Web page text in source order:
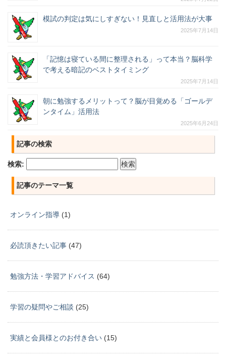
模試の判定は気にしすぎない！見直しと活用法が大事
2025年7月14日
「記憶は寝ている間に整理される」って本当？脳科学
で考える暗記のベストタイミング
2025年7月14日
朝に勉強するメリットって？脳が目覚める「ゴールデ
ンタイム」活用法
2025年6月24日
記事の検索
検索:
記事のテーマ一覧
オンライン指導 (1)
必読頂きたい記事 (47)
勉強方法・学習アドバイス (64)
学習の疑問やご相談 (25)
実績と会員様とのお付き合い (15)